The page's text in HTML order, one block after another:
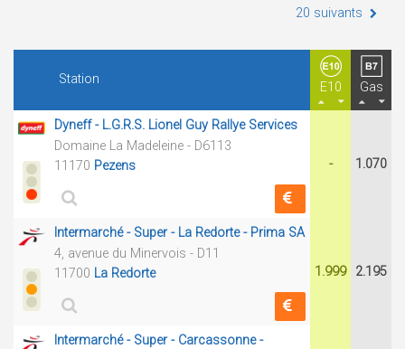
20 suivants
Station
E10 Gas
Dyneff - L.G.R.S. Lionel Guy Rallye Services
Domaine La Madeleine - D6113
11170 Pezens - 1.070
Intermarché - Super - La Redorte - Prima SA
4, avenue du Minervois - D11
11700 La Redorte 1.999 2.195
Intermarché - Super - Carcassonne -